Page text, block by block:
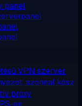
panel
VPN szerver
azonnal kész
proxy
en